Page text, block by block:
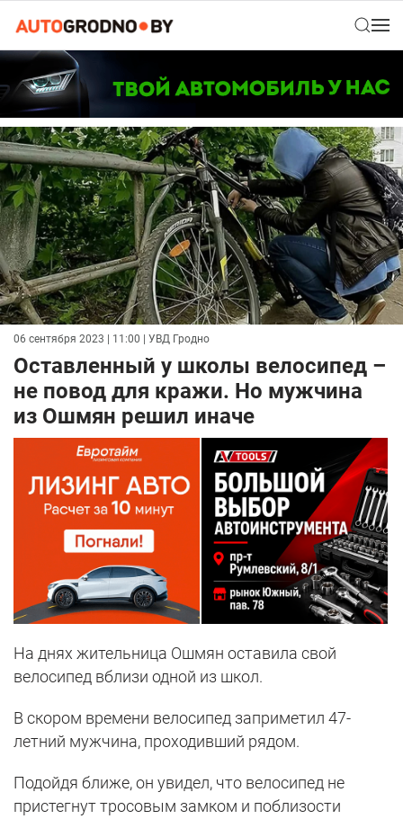
06 сентября 2023 | 11:00 | УВД Гродно
Оставленный у школы велосипед –
не повод для кражи. Но мужчина
из Ошмян решил иначе
На днях жительница Ошмян оставила свой
велосипед вблизи одной из школ.
В скором времени велосипед заприметил 47-
летний мужчина, проходивший рядом.
Подойдя ближе, он увидел, что велосипед не
пристегнут тросовым замком и поблизости